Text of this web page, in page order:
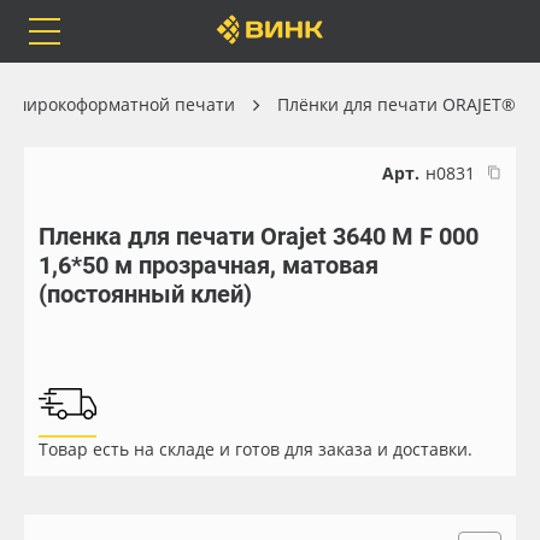
Каталог
Orafol
Доставка
Весь каталог
Рулонные материалы
Листовые материалы
широкоформатной печати Плёнки для печати ORAJET®
Арт. н0831
Пленка для печати Orajet 3640 M F 000
1,6*50 м прозрачная, матовая
(постоянный клей)
Товар есть на складе и готов для заказа и доставки.